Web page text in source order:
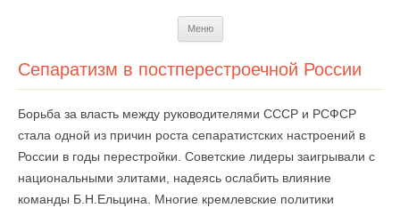
Меню
Сепаратизм в постперестроечной России
Борьба за власть между руководителями СССР и РСФСР
стала одной из причин роста сепаратистских настроений в
России в годы перестройки. Советские лидеры заигрывали с
национальными элитами, надеясь ослабить влияние
команды Б.Н.Ельцина. Многие кремлевские политики